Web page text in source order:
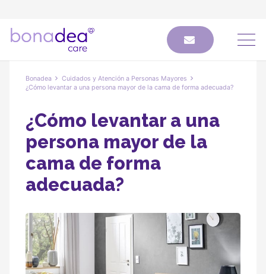
Bonadea
Cuidados y Atención a Personas Mayores
¿Cómo levantar a una persona mayor de la cama de forma adecuada?
¿Cómo levantar a una
persona mayor de la
cama de forma
adecuada?